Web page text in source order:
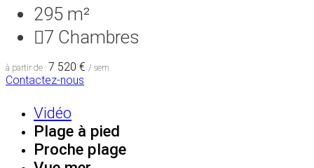
295 m²
7 Chambres
à partir de : 7 520 € / sem
Contactez-nous
Vidéo
Plage à pied
Proche plage